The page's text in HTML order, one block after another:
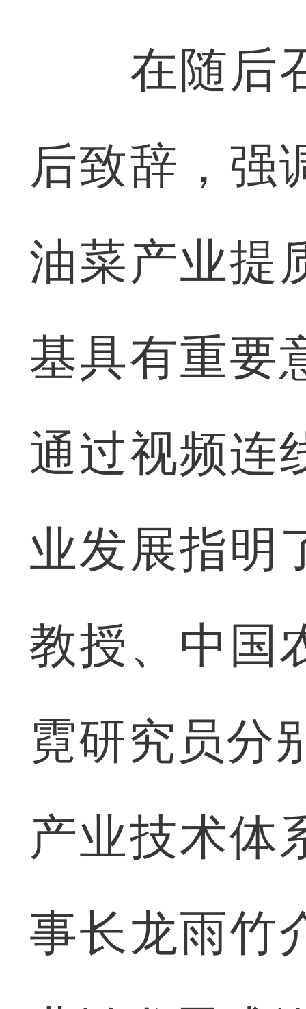
在随后召
后致辞，强
油菜产业提
基具有重要
通过视频连
业发展指明
教授、中国
霓研究员分
产业技术体
事长龙雨竹